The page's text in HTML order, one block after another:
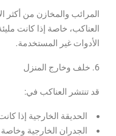
المرائب والمخازن من أكثر
العناكب، خاصة إذا كانت
الأدوات غير المستخدمة.
6. خلف وخارج المنزل
قد تنتشر العناكب في:
الحديقة الخارجية إذا
الجدران الخارجية